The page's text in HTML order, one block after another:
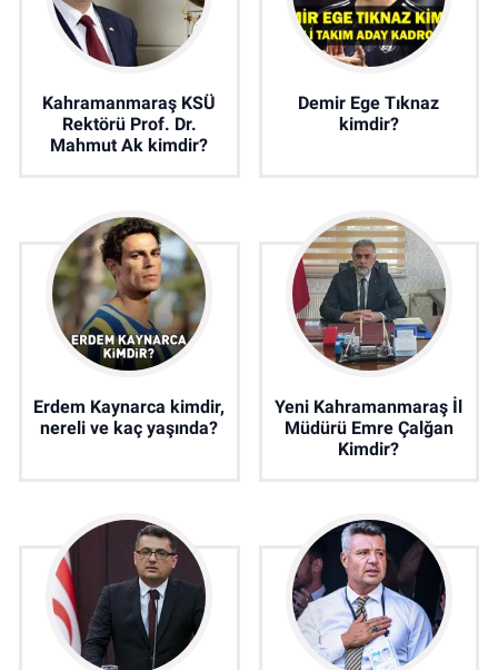
Kahramanmaraş KSÜ
Rektörü Prof. Dr.
Mahmut Ak kimdir?
Demir Ege Tıknaz
kimdir?
Erdem Kaynarca kimdir,
nereli ve kaç yaşında?
Yeni Kahramanmaraş İl
Müdürü Emre Çalğan
Kimdir?